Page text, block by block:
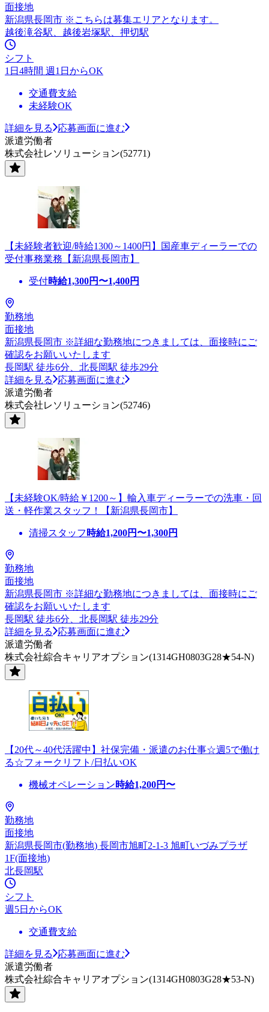
面接地
新潟県長岡市 ※こちらは募集エリアとなります。
越後滝谷駅、越後岩塚駅、押切駅
シフト
1日4時間 週1日からOK
交通費支給
未経験OK
詳細を見る
応募画面に進む
派遣労働者
株式会社レソリューション(52771)
【未経験者歓迎/時給1300～1400円】国産車ディーラーでの
受付事務業務【新潟県長岡市】
受付時給1,300円〜1,400円
勤務地
面接地
新潟県長岡市 ※詳細な勤務地につきましては、面接時にご
確認をお願いいたします
長岡駅 徒歩6分、北長岡駅 徒歩29分
詳細を見る
応募画面に進む
派遣労働者
株式会社レソリューション(52746)
【未経験OK/時給￥1200～】輸入車ディーラーでの洗車・回
送・軽作業スタッフ！【新潟県長岡市】
清掃スタッフ 時給1,200円〜1,300円
勤務地
面接地
新潟県長岡市 ※詳細な勤務地につきましては、面接時にご
確認をお願いいたします
長岡駅 徒歩6分、北長岡駅 徒歩29分
詳細を見る
応募画面に進む
派遣労働者
株式会社綜合キャリアオプション(1314GH0803G28★54-N)
【20代～40代活躍中】社保完備・派遣のお仕事☆週5で働け
る☆フォークリフト/日払いOK
機械オペレーション時給1,200円〜
勤務地
面接地
新潟県長岡市(勤務地) 長岡市旭町2-1-3 旭町いづみプラザ
1F(面接地)
北長岡駅
シフト
週5日からOK
交通費支給
詳細を見る
応募画面に進む
派遣労働者
株式会社綜合キャリアオプション(1314GH0803G28★53-N)